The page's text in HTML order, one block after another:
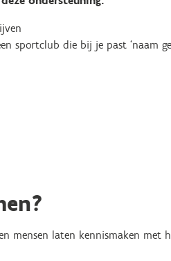
sportclub die bij je past ‘naam
mensen laten kennismaken met